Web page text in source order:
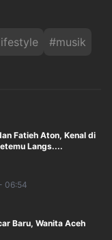
#musik
Fatieh Aton, Kenal di
Langs....
06:54
Baru, Wanita Aceh